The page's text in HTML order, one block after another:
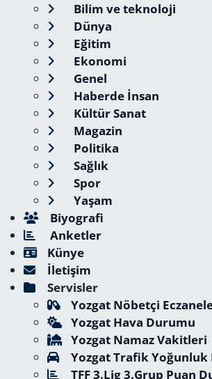
Bilim ve teknoloji
Dünya
Eğitim
Ekonomi
Genel
Haberde İnsan
Kültür Sanat
Magazin
Politika
Sağlık
Spor
Yaşam
Biyografi
Anketler
Künye
İletişim
Servisler
Yozgat Nöbetçi
Yozgat Hava Durumu
Yozgat Namaz Vakitleri
Yozgat Trafik Yoğunluk
TFF 3.Lig 3.Grup Puan